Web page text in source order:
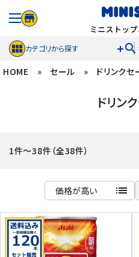
カテゴリから探す search
ACCOUNT MENU
セール商品
カテゴリから探す
スイーツ
HOME » セール » ドリンクセ
ドリン
1件～38件（全38件）
価格が高い list
商品名
新着順
発売日順